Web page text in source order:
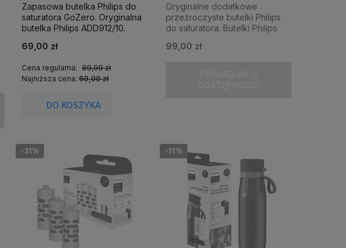
Zapasowa butelka Philips do
saturatora GoZero. Oryginalna
butelka Philips ADD912/10.
69,00 zł
Cena regularna:
89,99 zł
Najniższa cena:69,00 zł
DO KOSZYKA
Oryginalne dodatkowe
przeźroczyste butelki Philips
do saturatora. Butelki Philips
99,00 zł
-31% -11%